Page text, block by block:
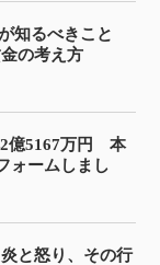
知るべきこと
の考え方
億5167万円 本
ォームしまし
と怒り、その行